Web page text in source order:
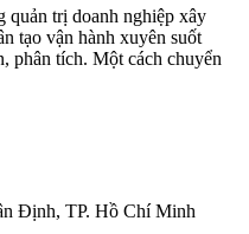
trị doanh nghiệp xây
tạo vận hành xuyên suốt
phân tích. Một cách chuyển
Định, TP. Hồ Chí Minh